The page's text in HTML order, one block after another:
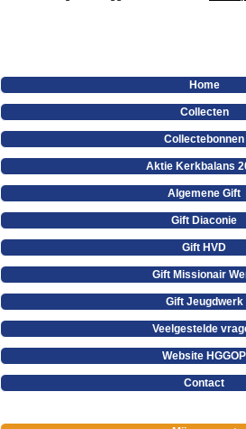
Home
Collecten
Collectebonnen
Aktie Kerkbalans
Algemene Gift
Gift Diaconie
Gift HVD
Gift Missionair
Gift Jeugdwerk
Veelgestelde
Website HGGOP
Contact